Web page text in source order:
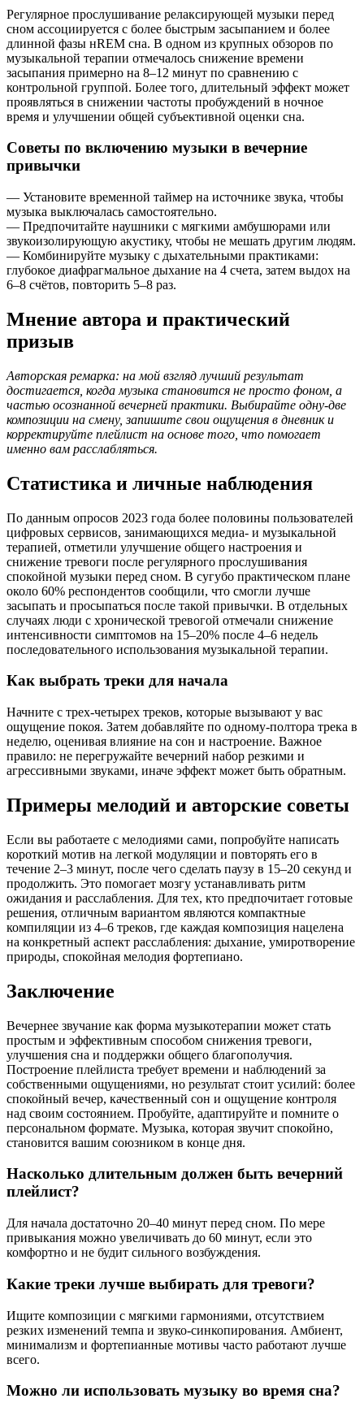
Регулярное прослушивание релаксирующей музыки перед
сном ассоциируется с более быстрым засыпанием и более
длинной фазы нREM сна. В одном из крупных обзоров по
музыкальной терапии отмечалось снижение времени
засыпания примерно на 8–12 минут по сравнению с
контрольной группой. Более того, длительный эффект может
проявляться в снижении частоты пробуждений в ночное
время и улучшении общей субъективной оценки сна.
Советы по включению музыки в вечерние
привычки
— Установите временной таймер на источнике звука, чтобы
музыка выключалась самостоятельно.
— Предпочитайте наушники с мягкими амбушюрами или
звукоизолирующую акустику, чтобы не мешать другим людям.
— Комбинируйте музыку с дыхательными практиками:
глубокое диафрагмальное дыхание на 4 счета, затем выдох на
6–8 счётов, повторить 5–8 раз.
Мнение автора и практический
призыв
Авторская ремарка: на мой взгляд лучший результат
достигается, когда музыка становится не просто фоном, а
частью осознанной вечерней практики. Выбирайте одну-две
композиции на смену, запишите свои ощущения в дневник и
корректируйте плейлист на основе того, что помогает
именно вам расслабляться.
Статистика и личные наблюдения
По данным опросов 2023 года более половины пользователей
цифровых сервисов, занимающихся медиа- и музыкальной
терапией, отметили улучшение общего настроения и
снижение тревоги после регулярного прослушивания
спокойной музыки перед сном. В сугубо практическом плане
около 60% респондентов сообщили, что смогли лучше
засыпать и просыпаться после такой привычки. В отдельных
случаях люди с хронической тревогой отмечали снижение
интенсивности симптомов на 15–20% после 4–6 недель
последовательного использования музыкальной терапии.
Как выбрать треки для начала
Начните с трех-четырех треков, которые вызывают у вас
ощущение покоя. Затем добавляйте по одному-полтора трека в
неделю, оценивая влияние на сон и настроение. Важное
правило: не перегружайте вечерний набор резкими и
агрессивными звуками, иначе эффект может быть обратным.
Примеры мелодий и авторские советы
Если вы работаете с мелодиями сами, попробуйте написать
короткий мотив на легкой модуляции и повторять его в
течение 2–3 минут, после чего сделать паузу в 15–20 секунд и
продолжить. Это помогает мозгу устанавливать ритм
ожидания и расслабления. Для тех, кто предпочитает готовые
решения, отличным вариантом являются компактные
компиляции из 4–6 треков, где каждая композиция нацелена
на конкретный аспект расслабления: дыхание, умиротворение
природы, спокойная мелодия фортепиано.
Заключение
Вечернее звучание как форма музыкотерапии может стать
простым и эффективным способом снижения тревоги,
улучшения сна и поддержки общего благополучия.
Построение плейлиста требует времени и наблюдений за
собственными ощущениями, но результат стоит усилий: более
спокойный вечер, качественный сон и ощущение контроля
над своим состоянием. Пробуйте, адаптируйте и помните о
персональном формате. Музыка, которая звучит спокойно,
становится вашим союзником в конце дня.
Насколько длительным должен быть вечерний
плейлист?
Для начала достаточно 20–40 минут перед сном. По мере
привыкания можно увеличивать до 60 минут, если это
комфортно и не будит сильного возбуждения.
Какие треки лучше выбирать для тревоги?
Ищите композиции с мягкими гармониями, отсутствием
резких изменений темпа и звуко-синкопирования. Амбиент,
минимализм и фортепианные мотивы часто работают лучше
всего.
Можно ли использовать музыку во время сна?